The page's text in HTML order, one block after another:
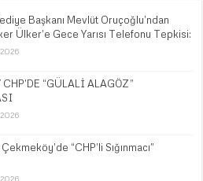
Başkanı Mevlüt Oruçoğlu’ndan
Ülker’e Gece Yarısı Telefonu Tepkisi:
CHP’DE “GÜLALİ ALAGÖZ”
“CHP’li Sığınmacı”